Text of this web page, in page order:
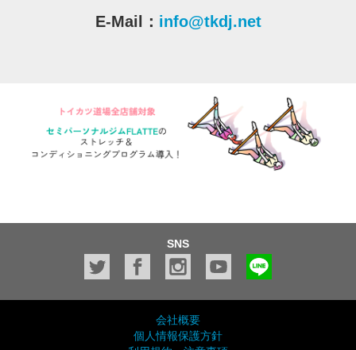
E-Mail： info@tkdj.net
SNS
会社概要
個人情報保護方針